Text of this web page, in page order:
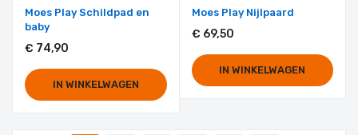
Moes Play Schildpad en
baby
€ 74,90
IN WINKELWAGEN
Moes Play Nijlpaard
€ 69,50
IN WINKELWAGEN